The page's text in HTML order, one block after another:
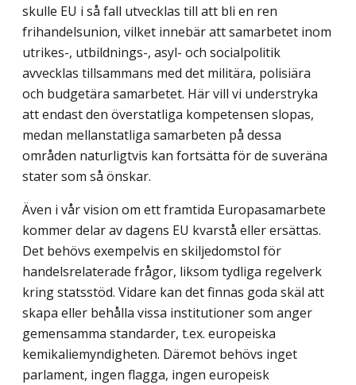
skulle EU i så fall utvecklas till att bli en ren
frihandelsunion, vilket innebär att samarbetet inom
utrikes-, utbildnings-, asyl- och socialpolitik
avvecklas tillsammans med det militära, polisiära
och budgetära samarbetet. Här vill vi understryka
att endast den överstatliga kompetensen slopas,
medan mellanstatliga samarbeten på dessa
områden naturligtvis kan fortsätta för de suveräna
stater som så önskar.
Även i vår vision om ett framtida Europasamarbete
kommer delar av dagens EU kvarstå eller ersättas.
Det behövs exempelvis en skiljedomstol för
handelsrelaterade frågor, liksom tydliga regelverk
kring statsstöd. Vidare kan det finnas goda skäl att
skapa eller behålla vissa institutioner som anger
gemensamma standarder, t.ex. europeiska
kemikaliemyndigheten. Däremot behövs inget
parlament, ingen flagga, ingen europeisk